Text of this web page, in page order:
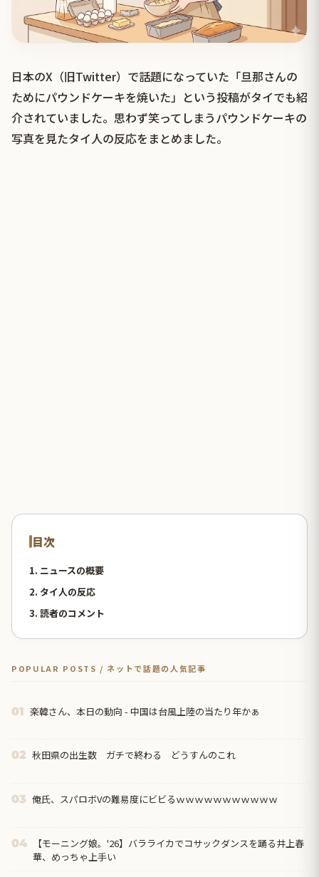
日本のX（旧Twitter）で話題になっていた「旦那さんの
ためにパウンドケーキを焼いた」という投稿がタイでも紹
介されていました。思わず笑ってしまうパウンドケーキの
写真を見たタイ人の反応をまとめました。
目次
1. ニュースの概要
2. タイ人の反応
3. 読者のコメント
POPULAR POSTS / ネットで話題の人気記事
01 楽韓さん、本日の動向 - 中国は台風上陸の当たり年かぁ
02 秋田県の出生数 ガチで終わる どうすんのこれ
03 俺氏、スパロボVの難易度にビビるｗｗｗｗｗｗｗｗｗｗｗ
04
【モーニング娘。'26】バラライカでコサックダンスを踊る井上春
華、めっちゃ上手い